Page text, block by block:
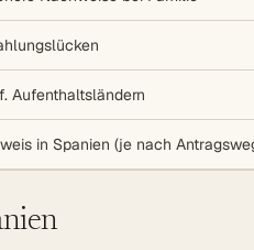
Aufenthaltsländern
in Spanien (je nach